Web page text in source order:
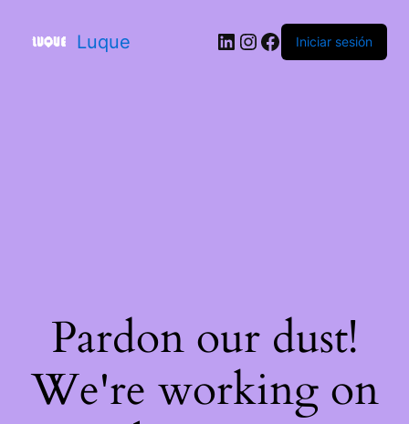
Luque Iniciar sesión
Pardon our dust!
We're working on